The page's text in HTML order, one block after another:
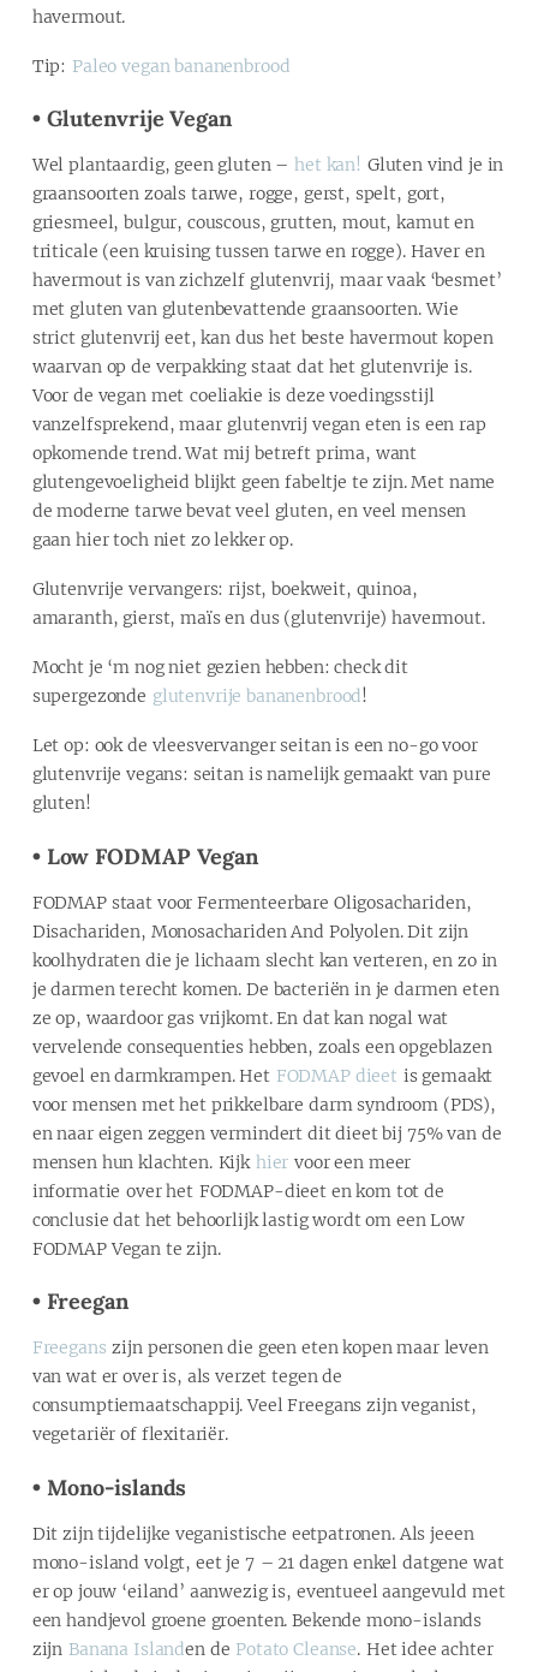
havermout.
Tip: Paleo vegan bananenbrood
• Glutenvrije Vegan
Wel plantaardig, geen gluten –het kan! Gluten vind je in
graansoorten zoals tarwe, rogge, gerst, spelt, gort,
griesmeel, bulgur, couscous, grutten, mout, kamut en
triticale (een kruising tussen tarwe en rogge). Haver en
havermout is van zichzelf glutenvrij, maar vaak ‘besmet’
met gluten van glutenbevattende graansoorten. Wie
strict glutenvrij eet, kan dus het beste havermout kopen
waarvan op de verpakking staat dat het glutenvrije is.
Voor de vegan met coeliakie is deze voedingsstijl
vanzelfsprekend, maar glutenvrij vegan eten is een rap
opkomende trend. Wat mij betreft prima, want
glutengevoeligheid blijkt geen fabeltje te zijn. Met name
de moderne tarwe bevat veel gluten, en veel mensen
gaan hier toch niet zo lekker op.
Glutenvrije vervangers: rijst, boekweit, quinoa,
amaranth, gierst, maïs en dus (glutenvrije) havermout.
Mocht je ‘m nog niet gezien hebben: check dit
supergezonde glutenvrije bananenbrood!
Let op: ook de vleesvervanger seitan is een no-go voor
glutenvrije vegans: seitan is namelijk gemaakt van pure
gluten!
•Low FODMAP Vegan
FODMAP staat voor Fermenteerbare Oligosachariden,
Disachariden, Monosachariden And Polyolen. Dit zijn
koolhydraten die je lichaam slecht kan verteren, en zo in
je darmen terecht komen. De bacteriën in je darmen eten
ze op, waardoor gas vrijkomt. En dat kan nogal wat
vervelende consequenties hebben, zoals een opgeblazen
gevoel en darmkrampen. Het FODMAP dieet is gemaakt
voor mensen met het prikkelbare darm syndroom (PDS),
en naar eigen zeggen vermindert dit dieet bij 75% van de
mensen hun klachten. Kijk hiervoor een meer
informatie over het FODMAP-dieet en kom tot de
conclusie dat het behoorlijk lastig wordt om een Low
FODMAP Vegan te zijn.
• Freegan
Freeganszijn personen die geen eten kopen maar leven
van wat er over is, als verzet tegen de
consumptiemaatschappij. Veel Freegans zijn veganist,
vegetariër of flexitariër.
• Mono-islands
Dit zijn tijdelijke veganistische eetpatronen. Als jeeen
mono-island volgt, eet je 7 – 21 dagen enkel datgene wat
er op jouw ‘eiland’ aanwezig is, eventueel aangevuld met
een handjevol groene groenten. Bekende mono-islands
zijn Banana Islanden de Potato Cleanse. Het idee achter